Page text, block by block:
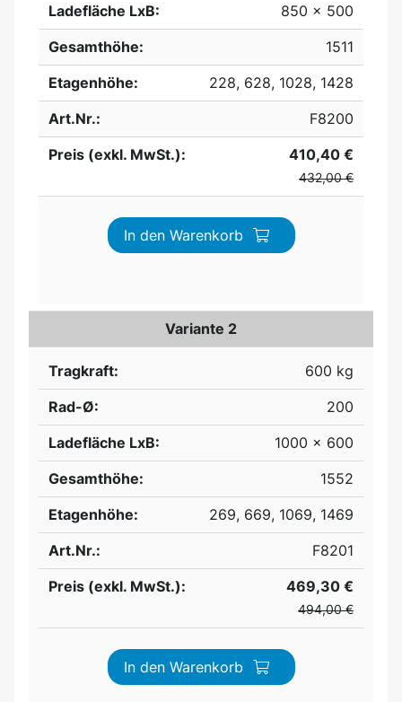
Ladefläche LxB:
850 x 500
Gesamthöhe:
1511
Etagenhöhe:
228, 628, 1028, 1428
Art.Nr.:
F8200
Preis (exkl. MwSt.):
410,40 €
432,00 €
In den Warenkorb
Variante 2
Tragkraft:
600 kg
Rad-Ø:
200
Ladefläche LxB:
1000 x 600
Gesamthöhe:
1552
Etagenhöhe:
269, 669, 1069, 1469
Art.Nr.:
F8201
Preis (exkl. MwSt.):
469,30 €
494,00 €
In den Warenkorb